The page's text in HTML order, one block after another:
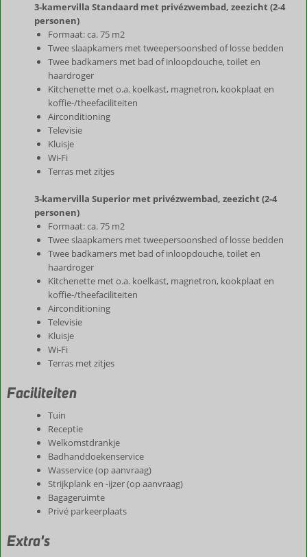
3-kamervilla Standaard met privézwembad, zeezicht (2-4
personen)
Formaat: ca. 75 m2
Twee slaapkamers met tweepersoonsbed of losse bedden
Twee badkamers met bad of inloopdouche, toilet en
haardroger
Kitchenette met o.a. koelkast, magnetron, kookplaat en
koffie-/theefaciliteiten
Airconditioning
Televisie
Kluisje
Wi-Fi
Terras met zitjes
3-kamervilla Superior met privézwembad, zeezicht (2-4
personen)
Formaat: ca. 75 m2
Twee slaapkamers met tweepersoonsbed of losse bedden
Twee badkamers met bad of inloopdouche, toilet en
haardroger
Kitchenette met o.a. koelkast, magnetron, kookplaat en
koffie-/theefaciliteiten
Airconditioning
Televisie
Kluisje
Wi-Fi
Terras met zitjes
Faciliteiten
Tuin
Receptie
Welkomstdrankje
Badhanddoekenservice
Wasservice (op aanvraag)
Strijkplank en -ijzer (op aanvraag)
Bagageruimte
Privé parkeerplaats
Extra's